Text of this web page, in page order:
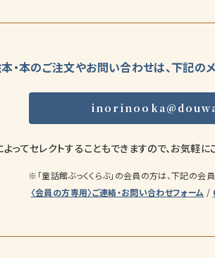
・本のご注文やお問い合わせは、下記の
ってセレクトすることもできますので、お気軽に
※「童話館ぶっくくらぶ」の会員の方は、下記の会
〈会員の方専用〉ご連絡・お問い合わせフォーム /